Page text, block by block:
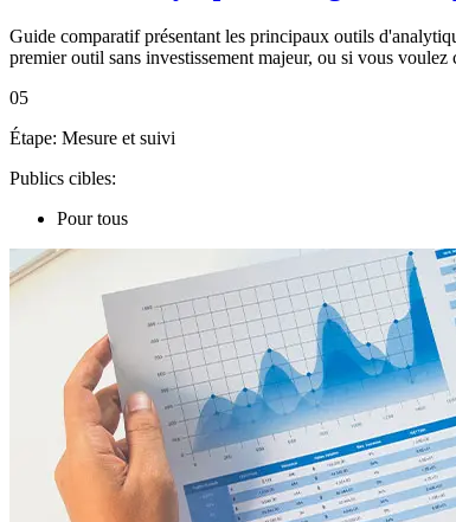
Guide comparatif présentant les principaux outils
premier outil sans investissement majeur, ou si vous
05
Étape: Mesure et suivi
Publics cibles:
Pour tous